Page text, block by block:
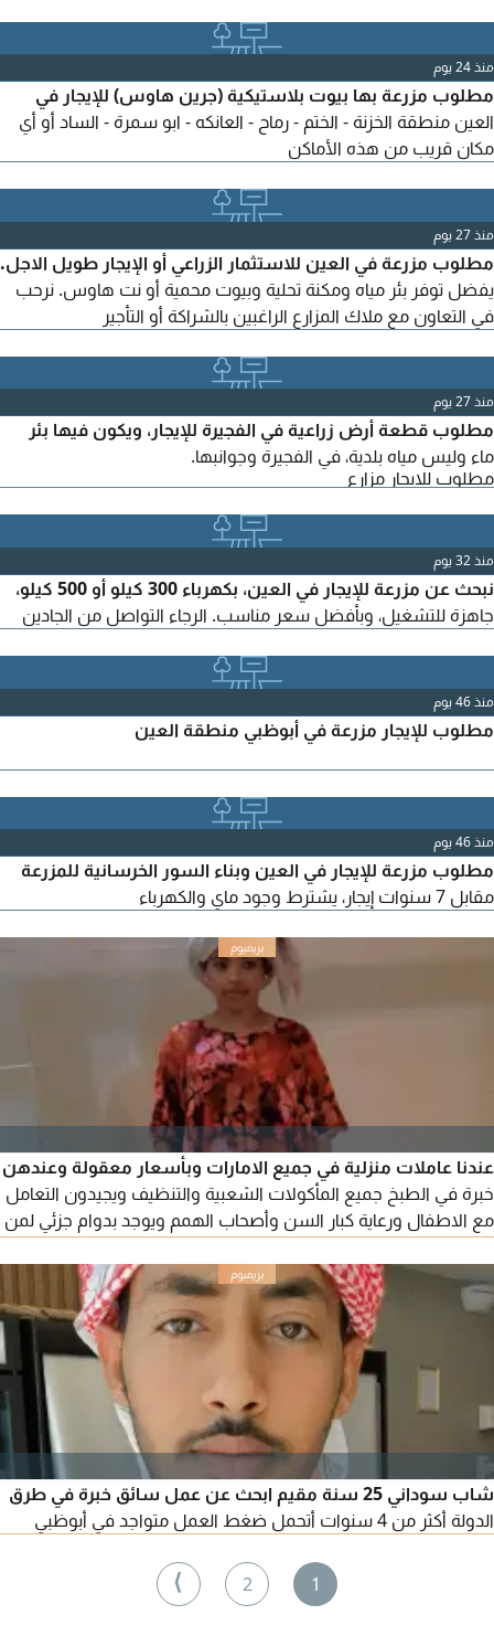
منذ 24 يوم
مطلوب مزرعة بها بيوت بلاستيكية (جرين هاوس) للإيجار في
العين منطقة الخزنة - الختم - رماح - العانكه - ابو سمرة - الساد أو أي
مكان قريب من هذه الأماكن
منذ 27 يوم
مطلوب مزرعة في العين للاستثمار الزراعي أو الإيجار طويل الاجل.
يفضل توفر بئر مياه ومكنة تحلية وبيوت محمية أو نت هاوس. نرحب
في التعاون مع ملاك المزارع الراغبين بالشراكة أو التأجير
منذ 27 يوم
مطلوب قطعة أرض زراعية في الفجيرة للإيجار، ويكون فيها بئر
ماء وليس مياه بلدية، في الفجيرة وجوانبها.
مطلوب للايجار مزارع
منذ 32 يوم
نبحث عن مزرعة للإيجار في العين، بكهرباء 300 كيلو أو 500 كيلو،
جاهزة للتشغيل، وبأفضل سعر مناسب. الرجاء التواصل من الجادين
منذ 46 يوم
مطلوب للإيجار مزرعة في أبوظبي منطقة العين
منذ 46 يوم
مطلوب مزرعة للإيجار في العين وبناء السور الخرسانية للمزرعة
مقابل 7 سنوات إيجار، يشترط وجود ماي والكهرباء
عندنا عاملات منزلية في جميع الامارات وبأسعار معقولة وعندهن
خبرة في الطبخ جميع المأكولات الشعبية والتنظيف ويجيدون التعامل
مع الاطفال ورعاية كبار السن وأصحاب الهمم ويوجد بدوام جزئي لمن
شاب سوداني 25 سنة مقيم ابحث عن عمل سائق خبرة في طرق
الدولة أكثر من 4 سنوات أتحمل ضغط العمل متواجد في أبوظبي
1
2
⟩